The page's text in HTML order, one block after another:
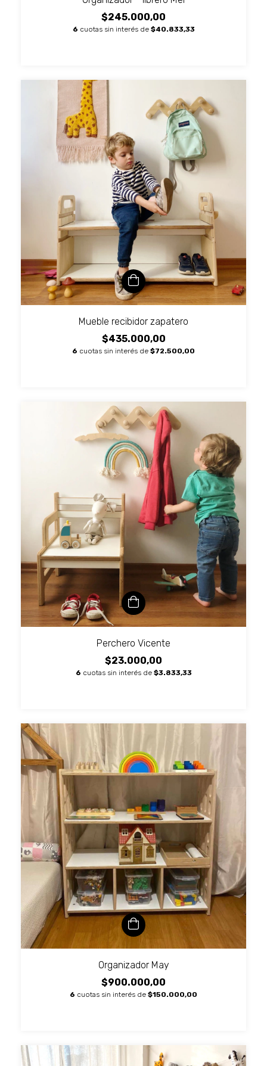
$245.000,00
6 cuotas sin interés de $40.833,33
Mueble recibidor zapatero
$435.000,00
6 cuotas sin interés de $72.500,00
Perchero Vicente
$23.000,00
6 cuotas sin interés de $3.833,33
Organizador May
$900.000,00
6 cuotas sin interés de $150.000,00